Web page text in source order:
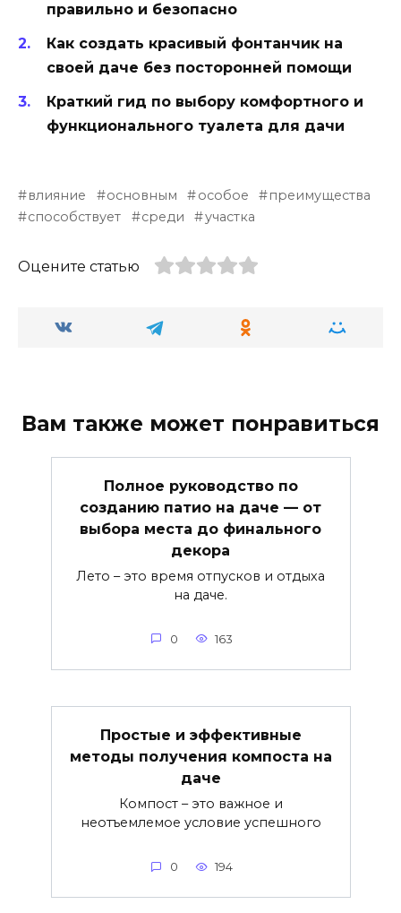
правильно и безопасно
Как создать красивый фонтанчик на
своей даче без посторонней помощи
Краткий гид по выбору комфортного и
функционального туалета для дачи
влияние основным особое
преимущества
способствует
среди участка
Оцените статью
Вам также может понравиться
Полное руководство по
созданию патио на даче — от
выбора места до финального
декора
Лето – это время отпусков и отдыха
на даче.
0 163
Простые и эффективные
методы получения компоста на
даче
Компост – это важное и
неотъемлемое условие успешного
0 194